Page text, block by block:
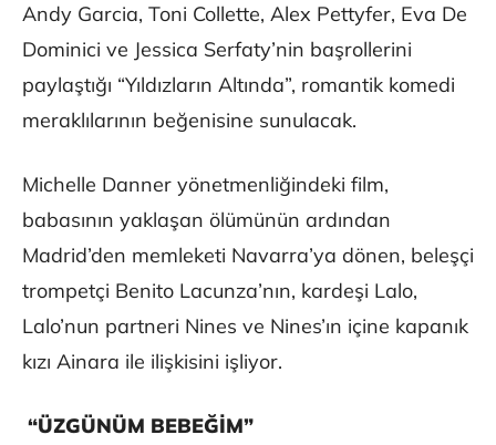
Andy Garcia, Toni Collette, Alex Pettyfer, Eva De
Dominici ve Jessica Serfaty’nin başrollerini
paylaştığı “Yıldızların Altında”, romantik komedi
meraklılarının beğenisine sunulacak.
Michelle Danner yönetmenliğindeki film,
babasının yaklaşan ölümünün ardından
Madrid’den memleketi Navarra’ya dönen, beleşçi
trompetçi Benito Lacunza’nın, kardeşi Lalo,
Lalo’nun partneri Nines ve Nines’ın içine kapanık
kızı Ainara ile ilişkisini işliyor.
“ÜZGÜNÜM BEBEĞİM”